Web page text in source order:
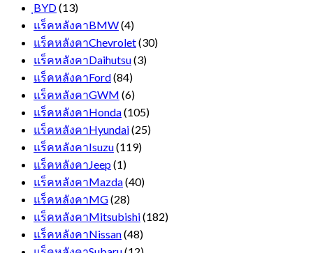
ฺBYD(13)
แร็คหลังคาBMW(4)
แร็คหลังคาChevrolet(30)
แร็คหลังคาDaihutsu(3)
แร็คหลังคาFord(84)
แร็คหลังคาGWM (6)
แร็คหลังคาHonda(105)
แร็คหลังคาHyundai(25)
แร็คหลังคาIsuzu(119)
แร็คหลังคาJeep(1)
แร็คหลังคาMazda(40)
แร็คหลังคาMG(28)
แร็คหลังคาMitsubishi(182)
แร็คหลังคาNissan(48)